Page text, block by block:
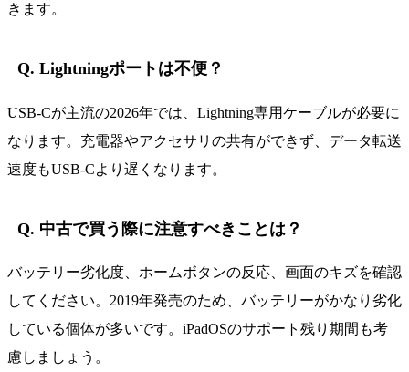
きます。
Q. Lightningポートは不便？
USB-Cが主流の2026年では、Lightning専用ケーブルが必要に
なります。充電器やアクセサリの共有ができず、データ転送
速度もUSB-Cより遅くなります。
Q. 中古で買う際に注意すべきことは？
バッテリー劣化度、ホームボタンの反応、画面のキズを確認
してください。2019年発売のため、バッテリーがかなり劣化
している個体が多いです。iPadOSのサポート残り期間も考
慮しましょう。